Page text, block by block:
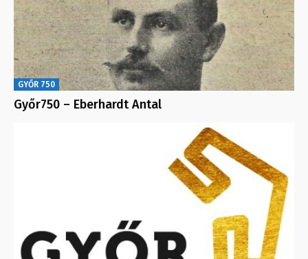
GYŐR 750
Győr750 – Eberhardt Antal